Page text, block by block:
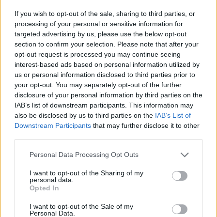
If you wish to opt-out of the sale, sharing to third parties, or
processing of your personal or sensitive information for
targeted advertising by us, please use the below opt-out
section to confirm your selection. Please note that after your
opt-out request is processed you may continue seeing
interest-based ads based on personal information utilized by
us or personal information disclosed to third parties prior to
your opt-out. You may separately opt-out of the further
disclosure of your personal information by third parties on the
IAB’s list of downstream participants. This information may
also be disclosed by us to third parties on the IAB’s List of
Downstream Participants that may further disclose it to other
Personal Data Processing Opt Outs
I want to opt-out of the Sharing of my
personal data.
Opted In
I want to opt-out of the Sale of my
Personal Data.
Comentari:
Deseu el meu nom, el correu electrònic i el lloc web en
aquest navegador per a la propera vegada que comenti.
Captcha 7 * 1 = ?